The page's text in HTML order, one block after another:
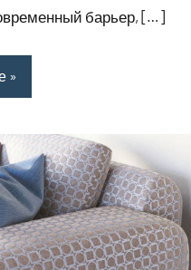
барьер, […]